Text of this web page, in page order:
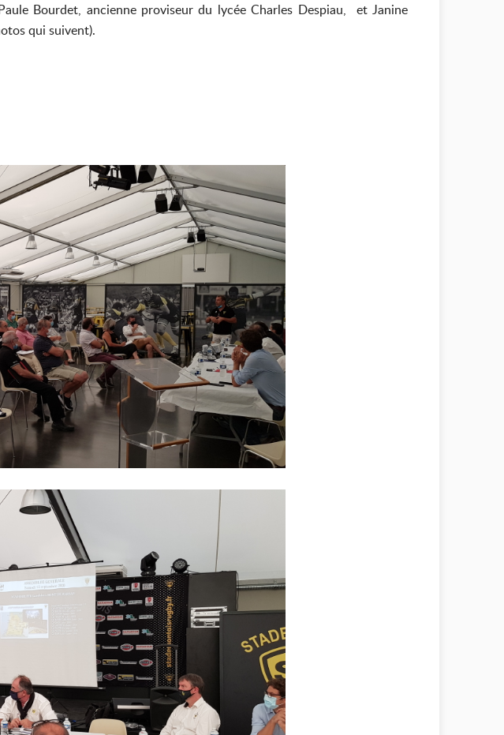
Bourdet, ancienne proviseur du lycée Charles Despiau, et Janine
qui suivent).